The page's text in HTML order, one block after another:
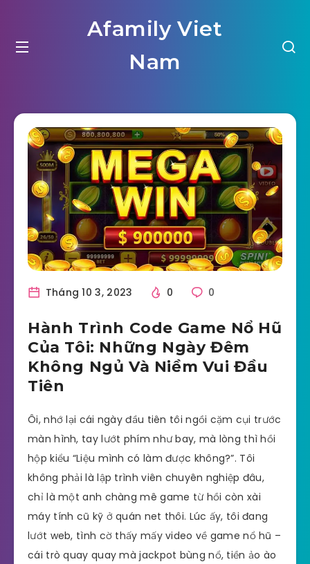
Afamily Viet
Nam
Tháng 10 3, 2023 0 0
Hành Trình Code Game Nổ Hũ
Của Tôi: Những Ngày Đêm
Không Ngủ Và Niềm Vui Đầu
Tiên
Ôi, nhớ lại cái ngày đầu tiên tôi ngồi cặm cụi trước
màn hình, tay lướt phím như bay, mà lòng thì hồi
hộp kiểu “Liệu mình có làm được không?”. Tôi
không phải là lập trình viên chuyên nghiệp đâu,
chỉ là một anh chàng mê game từ hồi còn xài
máy tính cũ kỹ ở quán net thôi. Lúc ấy, tôi đang
lướt web, tình cờ thấy mấy video về game nổ hũ –
cái trò quay quay mà jackpot bùng nổ, tiền ảo ào